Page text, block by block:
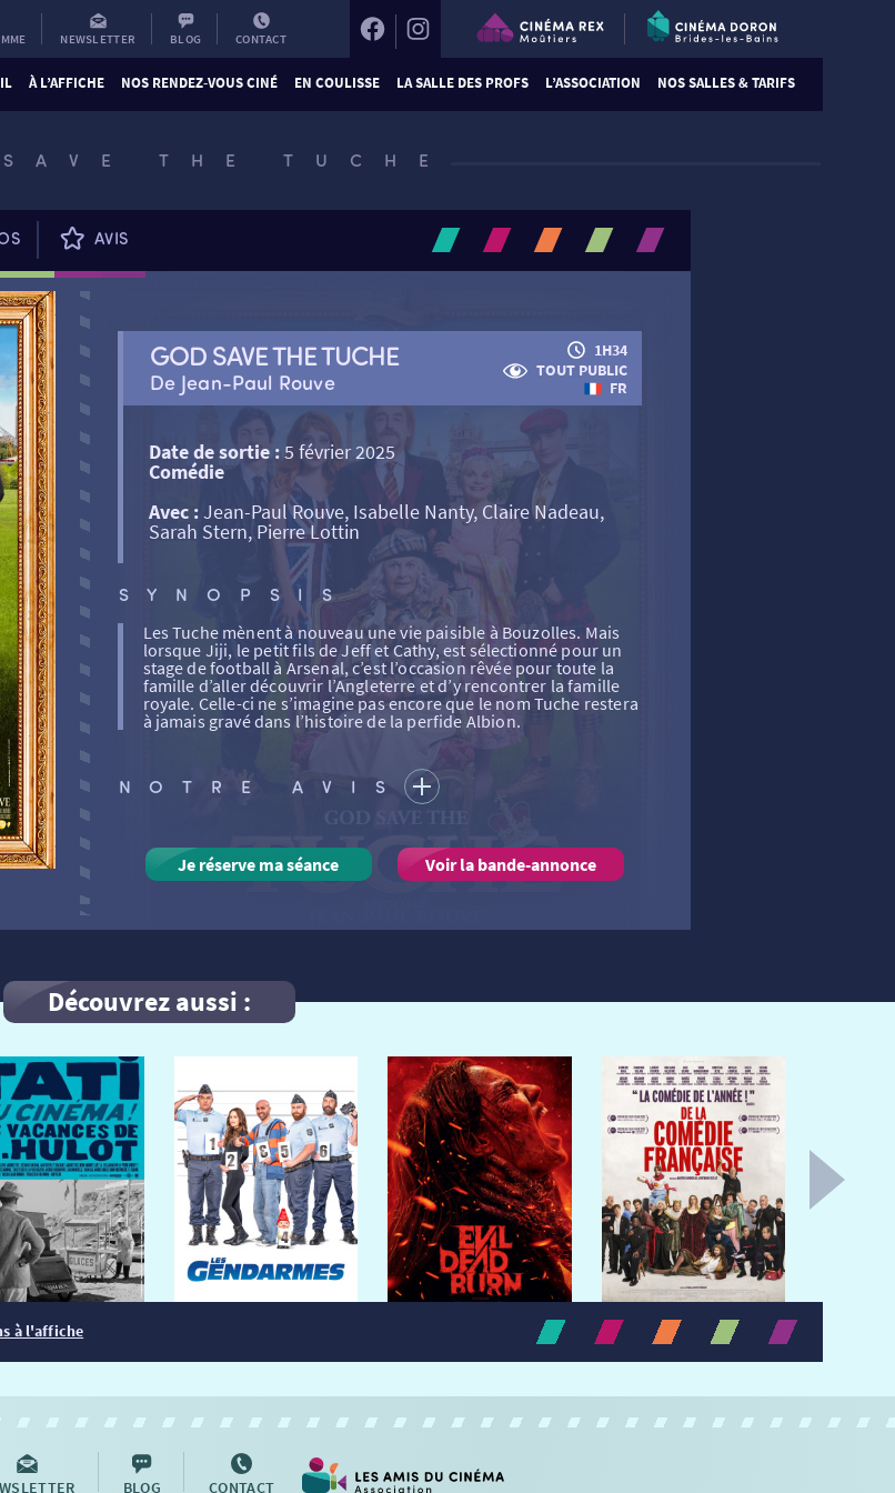
NEWSLETTER BLOG CONTACT
À L’AFFICHE NOS RENDEZ-VOUS CINÉ EN COULISSE LA SALLE DES PROFS L’ASSOCIATION NOS SALLES & TARIFS
THE TUCHE
AVIS
GOD SAVE THE TUCHE
De Jean-Paul Rouve
1H34
TOUT PUBLIC
FR
Date de sortie :5 février 2025
Comédie
Avec :Jean-Paul Rouve, Isabelle Nanty, Claire Nadeau,
Sarah Stern, Pierre Lottin
SYNOPSIS
Les Tuche mènent à nouveau une vie paisible à Bouzolles. Mais
lorsque Jiji, le petit fils de Jeff et Cathy, est sélectionné pour un
stage de football à Arsenal, c’est l’occasion rêvée pour toute la
famille d’aller découvrir l’Angleterre et d’y rencontrer la famille
royale. Celle-ci ne s’imagine pas encore que le nom Tuche restera
à jamais gravé dans l’histoire de la perfide Albion.
NOTRE AVIS
Je réserve ma séance Voir la bande-annonce
Découvrez aussi :
à l'affiche
BLOG CONTACT